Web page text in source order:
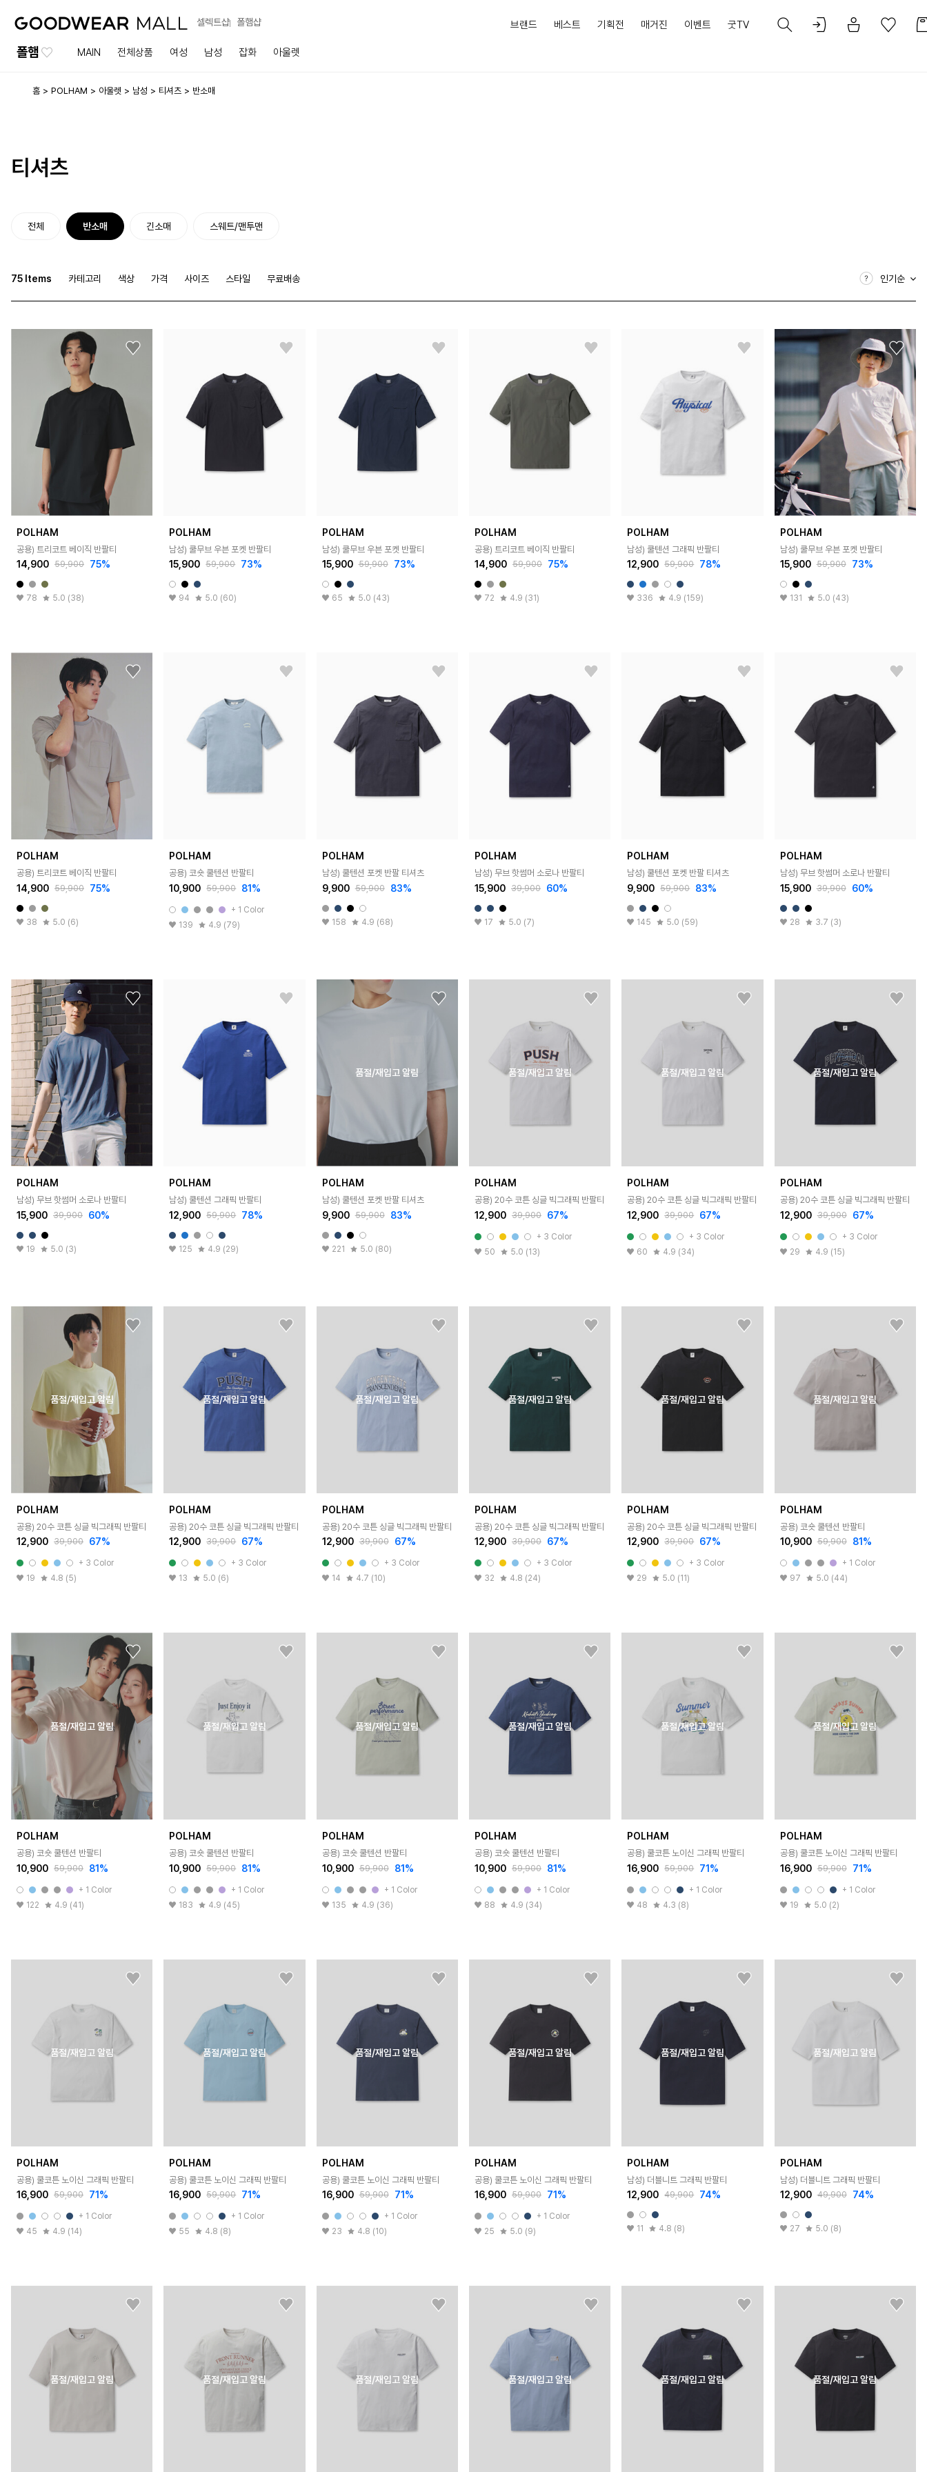
셀렉트샵 폴햄샵
폴햄 MAIN 전체상품 여성 남성 잡화 아울렛
브랜드 베스트 기획전 매거진 이벤트 굿TV
홈 POLHAM 아울렛 남성 티셔츠 반소매
티셔츠
전체 반소매 긴소매 스웨트/맨투맨
75 Items 카테고리 색상 가격 사이즈 스타일 무료배송 인기순
POLHAM
공용) 트리코트 베이직 반팔티
14,900 59,900 75%
78 5.0 (38)
POLHAM
남성) 쿨무브 우븐 포켓 반팔티
15,900 59,900 73%
94 5.0 (60)
POLHAM
남성) 쿨무브 우븐 포켓 반팔티
15,900 59,900 73%
65 5.0 (43)
POLHAM
공용) 트리코트 베이직 반팔티
14,900 59,900 75%
72 4.9 (31)
POLHAM
남성) 쿨텐션 그래픽 반팔티
12,900 59,900 78%
336 4.9 (159)
POLHAM
남성) 쿨무브 우븐 포켓 반팔티
15,900 59,900 73%
131 5.0 (43)
POLHAM
공용) 트리코트 베이직 반팔티
14,900 59,900 75%
38 5.0 (6)
POLHAM
공용) 코숏 쿨텐션 반팔티
10,900 59,900 81%
+ 1 Color
139
4.9 (79)
POLHAM
남성) 쿨텐션 포켓 반팔 티셔츠
9,900 59,900 83%
158 4.9 (68)
POLHAM
남성) 무브 핫썸머 소로나 반팔티
15,900 39,900 60%
17 5.0 (7)
POLHAM
남성) 쿨텐션 포켓 반팔 티셔츠
9,900 59,900 83%
145 5.0 (59)
POLHAM
남성) 무브 핫썸머 소로나 반팔티
15,900 39,900 60%
28 3.7 (3)
POLHAM
남성) 무브 핫썸머 소로나 반팔티
15,900 39,900 60%
19 5.0 (3)
POLHAM
남성) 쿨텐션 그래픽 반팔티
12,900 59,900 78%
125 4.9 (29)
품절/재입고 알림
POLHAM
남성) 쿨텐션 포켓 반팔 티셔츠
9,900 59,900 83%
221 5.0 (80)
품절/재입고 알림
POLHAM
공용) 20수 코튼 싱글 빅그래픽 반팔티
12,900 39,900 67%
+ 3 Color
50
5.0 (13)
품절/재입고 알림
POLHAM
공용) 20수 코튼 싱글 빅그래픽 반팔티
12,900 39,900 67%
+ 3 Color
60
4.9 (34)
품절/재입고 알림
POLHAM
공용) 20수 코튼 싱글 빅그래픽 반팔티
12,900 39,900 67%
+ 3 Color
29
4.9 (15)
품절/재입고 알림
POLHAM
공용) 20수 코튼 싱글 빅그래픽 반팔티
12,900 39,900 67%
+ 3 Color
19
4.8 (5)
품절/재입고 알림
POLHAM
공용) 20수 코튼 싱글 빅그래픽 반팔티
12,900 39,900 67%
+ 3 Color
13
5.0 (6)
품절/재입고 알림
POLHAM
공용) 20수 코튼 싱글 빅그래픽 반팔티
12,900 39,900 67%
+ 3 Color
14
4.7 (10)
품절/재입고 알림
POLHAM
공용) 20수 코튼 싱글 빅그래픽 반팔티
12,900 39,900 67%
+ 3 Color
32
4.8 (24)
품절/재입고 알림
POLHAM
공용) 20수 코튼 싱글 빅그래픽 반팔티
12,900 39,900 67%
+ 3 Color
29
5.0 (11)
품절/재입고 알림
POLHAM
공용) 코숏 쿨텐션 반팔티
10,900 59,900 81%
+ 1 Color
97
5.0 (44)
품절/재입고 알림
POLHAM
공용) 코숏 쿨텐션 반팔티
10,900 59,900 81%
+ 1 Color
122
4.9 (41)
품절/재입고 알림
POLHAM
공용) 코숏 쿨텐션 반팔티
10,900 59,900 81%
+ 1 Color
183
4.9 (45)
품절/재입고 알림
POLHAM
공용) 코숏 쿨텐션 반팔티
10,900 59,900 81%
+ 1 Color
135
4.9 (36)
품절/재입고 알림
POLHAM
공용) 코숏 쿨텐션 반팔티
10,900 59,900 81%
+ 1 Color
88
4.9 (34)
품절/재입고 알림
POLHAM
공용) 쿨코튼 노이신 그래픽 반팔티
16,900 59,900 71%
+ 1 Color
48
4.3 (8)
품절/재입고 알림
POLHAM
공용) 쿨코튼 노이신 그래픽 반팔티
16,900 59,900 71%
+ 1 Color
19
5.0 (2)
품절/재입고 알림
POLHAM
공용) 쿨코튼 노이신 그래픽 반팔티
16,900 59,900 71%
+ 1 Color
45
4.9 (14)
품절/재입고 알림
POLHAM
공용) 쿨코튼 노이신 그래픽 반팔티
16,900 59,900 71%
+ 1 Color
55
4.8 (8)
품절/재입고 알림
POLHAM
공용) 쿨코튼 노이신 그래픽 반팔티
16,900 59,900 71%
+ 1 Color
23
4.8 (10)
품절/재입고 알림
POLHAM
공용) 쿨코튼 노이신 그래픽 반팔티
16,900 59,900 71%
+ 1 Color
25
5.0 (9)
품절/재입고 알림
POLHAM
남성) 더블니트 그래픽 반팔티
12,900 49,900 74%
11 4.8 (8)
품절/재입고 알림
POLHAM
남성) 더블니트 그래픽 반팔티
12,900 49,900 74%
27 5.0 (8)
품절/재입고 알림 품절/재입고 알림 품절/재입고 알림 품절/재입고 알림 품절/재입고 알림 품절/재입고 알림